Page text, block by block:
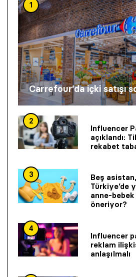
1
Carrefour’da içki satışı
2
Influencer
açıklandı:
rekabet
3
Beş
Türkiye’de
anne-bebek
öneriyor?
4
Influencer
reklam
anlaşılmalı